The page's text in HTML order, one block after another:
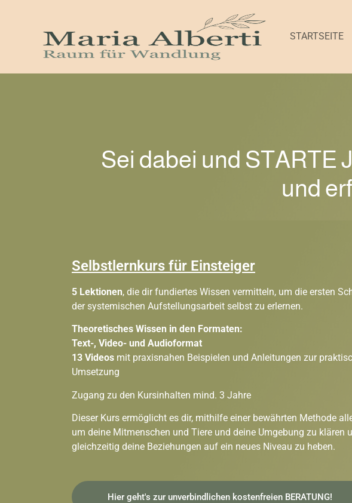
STARTSEITE
Sei dabei und STARTE
und
Selbstlernkurs für Einsteiger
5 Lektionen, die dir fundiertes Wissen vermitteln, um die ersten
der systemischen Aufstellungsarbeit selbst zu erlernen.
Theoretisches Wissen in den Formaten:
Text-, Video- und Audioformat
13 Videos mit praxisnahen Beispielen und Anleitungen zur
Umsetzung
Zugang zu den Kursinhalten mind. 3 Jahre
Dieser Kurs ermöglicht es dir, mithilfe einer bewährten Methode
um deine Mitmenschen und Tiere und deine Umgebung zu klären
gleichzeitig deine Beziehungen auf ein neues Niveau zu heben.
Hier geht's zur unverbindlichen kostenfreien BERATUNG!